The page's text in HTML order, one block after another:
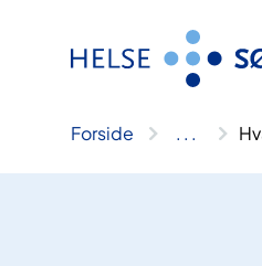
Forside .. .